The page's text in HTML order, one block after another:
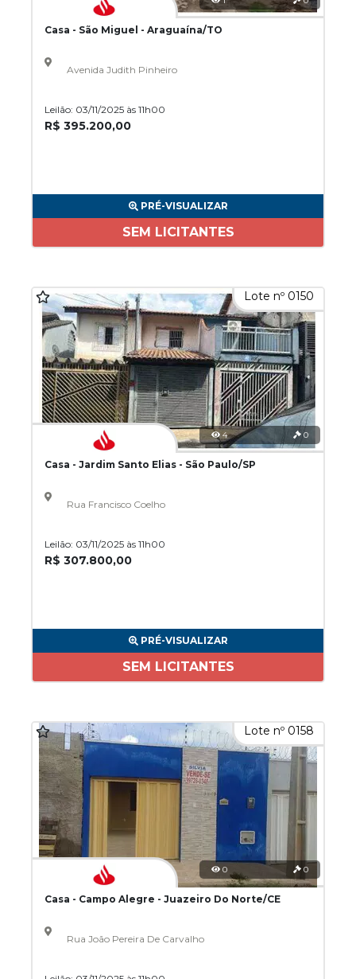
Casa - São Miguel - Araguaína/TO
Avenida Judith Pinheiro
Leilão: 03/11/2025 às 11h00
R$ 395.200,00
PRÉ-VISUALIZAR
SEM LICITANTES
Lote nº 0150
4 0
Casa - Jardim Santo Elias - São Paulo/SP
Rua Francisco Coelho
Leilão: 03/11/2025 às 11h00
R$ 307.800,00
PRÉ-VISUALIZAR
SEM LICITANTES
Lote nº 0158
0 0
Casa - Campo Alegre - Juazeiro Do Norte/CE
Rua João Pereira De Carvalho